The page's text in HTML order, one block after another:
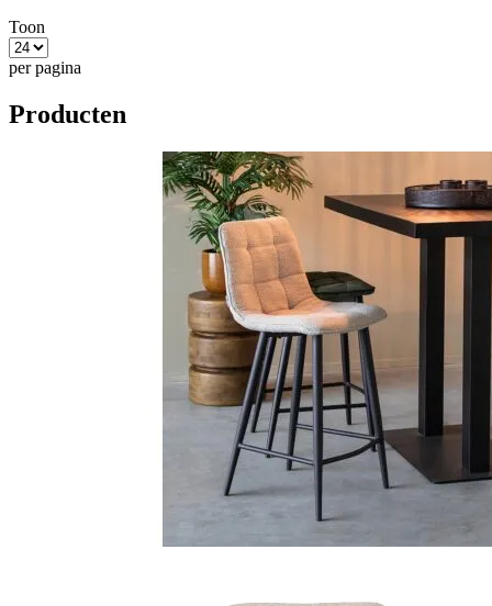
Toon
per pagina
Producten